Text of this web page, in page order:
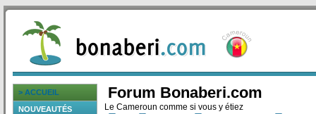
> ACCUEIL
NOUVEAUTÉS
Forum Bonaberi.com
Le Cameroun comme si vous y étiez